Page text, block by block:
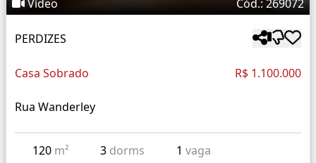
Vídeo Cód.: 269072
PERDIZES
Casa Sobrado R$ 1.100.000
Rua Wanderley
120 m² 3 dorms 1vaga